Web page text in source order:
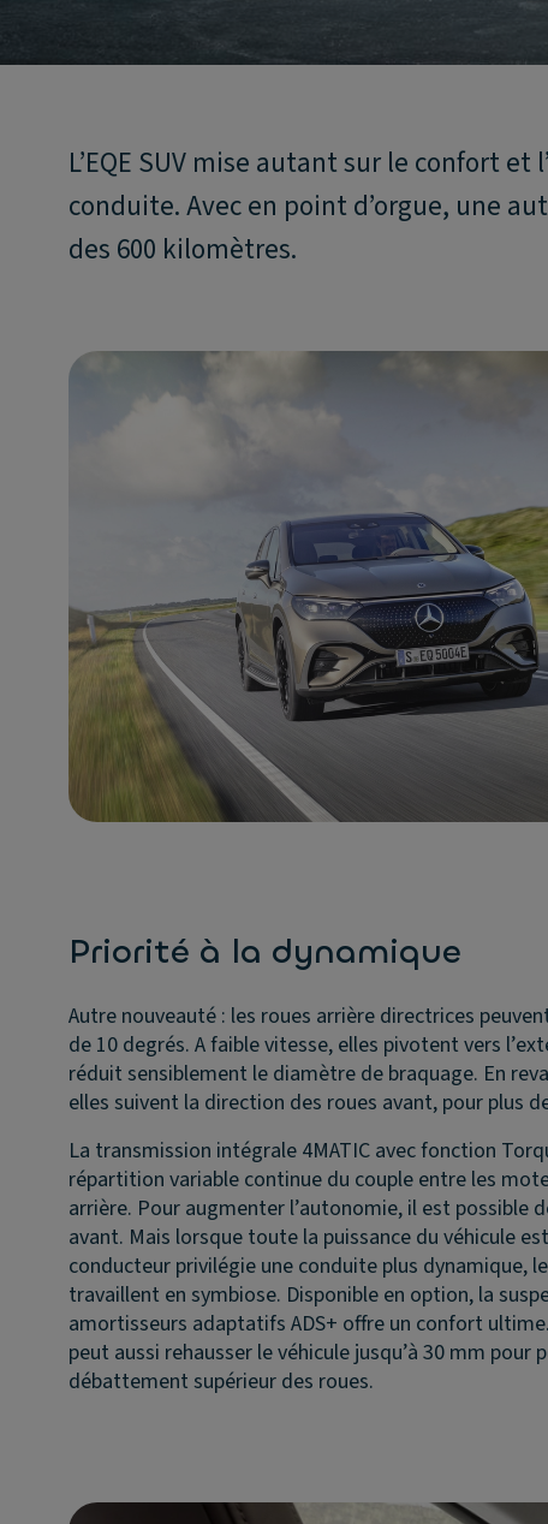
L’EQE SUV mise autant sur le confort
conduite. Avec en point d’orgue, une
des 600 kilomètres.
Priorité à la dynamique
Autre nouveauté : les roues arrière directrices
de 10 degrés. A faible vitesse, elles pivotent vers
réduit sensiblement le diamètre de braquage. En
elles suivent la direction des roues avant, pour plus
La transmission intégrale 4MATIC avec fonction
répartition variable continue du couple entre les
arrière. Pour augmenter l’autonomie, il est possible
avant. Mais lorsque toute la puissance du véhicule
conducteur privilégie une conduite plus dynamique,
travaillent en symbiose. Disponible en option, la
amortisseurs adaptatifs ADS+ offre un confort
peut aussi rehausser le véhicule jusqu’à 30 mm pour
débattement supérieur des roues.